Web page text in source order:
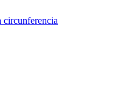
circunferencia